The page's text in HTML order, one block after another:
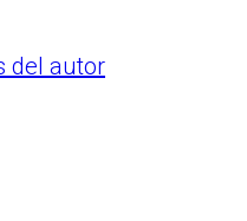
del autor